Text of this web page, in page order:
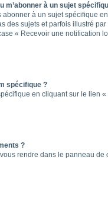
m’abonner à un sujet
à un sujet spécifique
des sujets et parfois illustré
« Recevoir une notification
spécifique ?
en cliquant sur le lien
?
rendre dans le panneau de